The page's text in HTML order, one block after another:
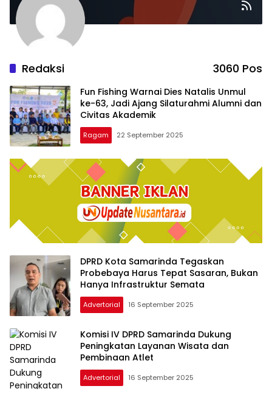
Redaksi 3060 Pos
Fun Fishing Warnai Dies Natalis Unmul
ke-63, Jadi Ajang Silaturahmi Alumni dan
Civitas Akademik
Ragam 22 September 2025
DPRD Kota Samarinda Tegaskan
Probebaya Harus Tepat Sasaran, Bukan
Hanya Infrastruktur Semata
Advertorial 16 September 2025
Komisi IV DPRD Samarinda Dukung
Peningkatan Layanan Wisata dan
Pembinaan Atlet
Advertorial 16 September 2025